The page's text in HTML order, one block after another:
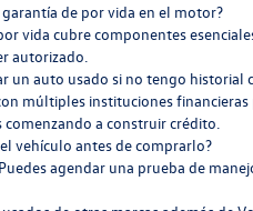
de por vida en el motor?
vida cubre componentes
autorizado.
un auto usado si no tengo historial
múltiples instituciones
comenzando a construir crédito.
vehículo antes de comprarlo?
agendar una prueba de